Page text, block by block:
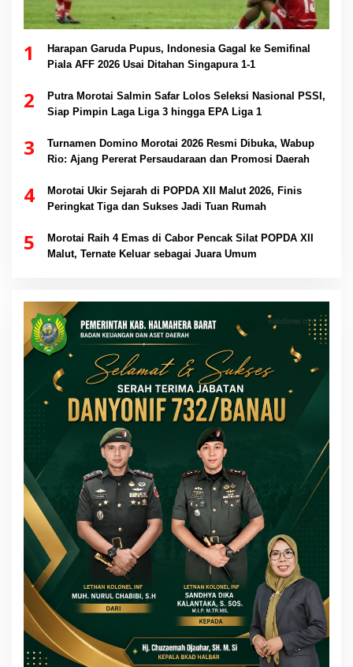
1
Harapan Garuda Pupus, Indonesia Gagal ke Semifinal
Piala AFF 2026 Usai Ditahan Singapura 1-1
2
Putra Morotai Salmin Safar Lolos Seleksi Nasional PSSI,
Siap Pimpin Laga Liga 3 hingga EPA Liga 1
3
Turnamen Domino Morotai 2026 Resmi Dibuka, Wabup
Rio: Ajang Pererat Persaudaraan dan Promosi Daerah
4
Morotai Ukir Sejarah di POPDA XII Malut 2026, Finis
Peringkat Tiga dan Sukses Jadi Tuan Rumah
5
Morotai Raih 4 Emas di Cabor Pencak Silat POPDA XII
Malut, Ternate Keluar sebagai Juara Umum